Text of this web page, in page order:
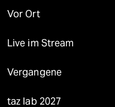
Vor Ort
Live im Stream
Vergangene
taz lab 2027